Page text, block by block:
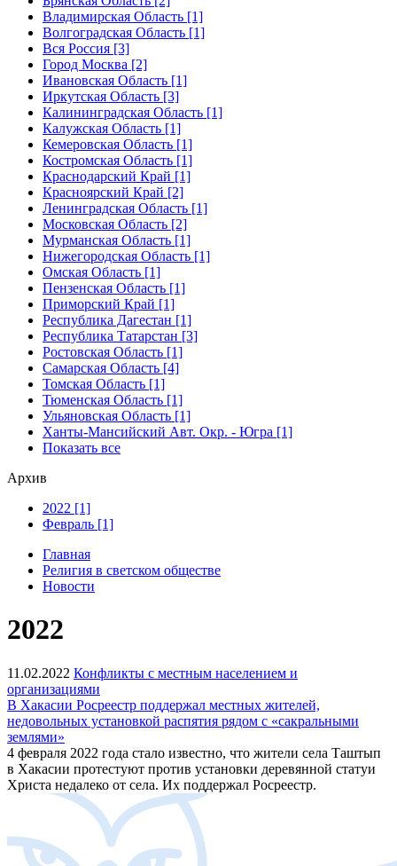
Владимирская Область [1]
Волгоградская Область [1]
Вся Россия [3]
Город Москва [2]
Ивановская Область [1]
Иркутская Область [3]
Калининградская Область [1]
Калужская Область [1]
Кемеровская Область [1]
Костромская Область [1]
Краснодарский Край [1]
Красноярский Край [2]
Ленинградская Область [1]
Московская Область [2]
Мурманская Область [1]
Нижегородская Область [1]
Омская Область [1]
Пензенская Область [1]
Приморский Край [1]
Республика Дагестан [1]
Республика Татарстан [3]
Ростовская Область [1]
Самарская Область [4]
Томская Область [1]
Тюменская Область [1]
Ульяновская Область [1]
Ханты-Мансийский Авт. Окр. - Югра [1]
Показать все
Архив
2022 [1]
Февраль [1]
Главная
Религия в светском обществе
Новости
2022
11.02.2022 Конфликты с местным населением и
организациями
В Хакасии Росреестр поддержал местных жителей,
недовольных установкой распятия рядом с «сакральными
землями»
4 февраля 2022 года стало известно, что жители села Таштып
в Хакасии протестуют против установки деревянной статуи
Христа недалеко от села. Их поддержал Росреестр.